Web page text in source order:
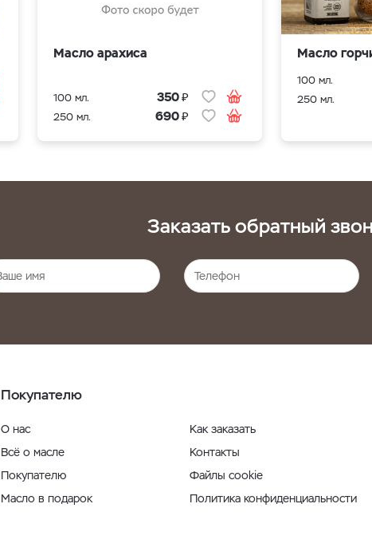
Масло арахиса
100 мл. 350₽
250 мл. 690₽
Масло
100 мл.
250 мл.
Заказать обратный
Покупателю
О нас
Всё о масле
Покупателю
Масло в подарок
Как заказать
Контакты
Файлы cookie
Политика конфиденциальности